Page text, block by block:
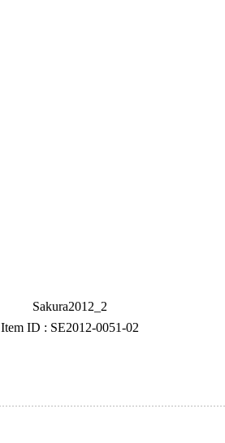
Sakura2012_2
Item ID : SE2012-0051-02